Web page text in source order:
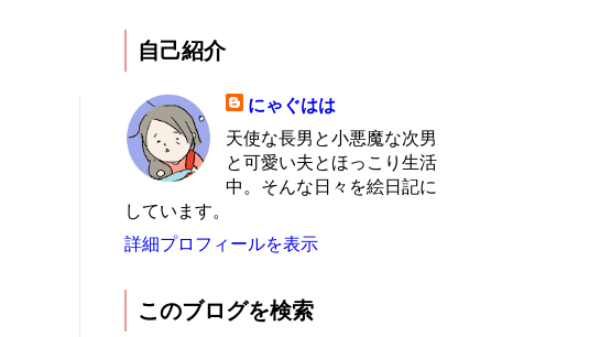
自己紹介
にゃぐはは
天使な長男と小悪魔な次男
と可愛い夫とほっこり生活
中。そんな日々を絵日記に
しています。
詳細プロフィールを表示
このブログを検索